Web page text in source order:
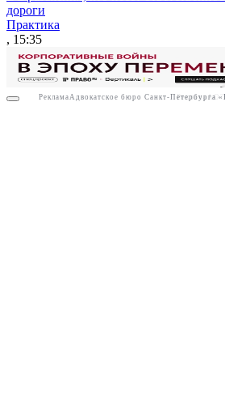
Реклама
дороги
Практика
, 15:35
Реклама Адвокатское бюро Санкт-Петербурга